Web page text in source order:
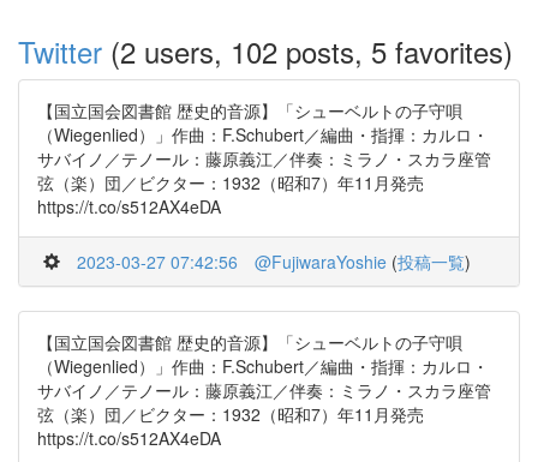
Twitter (2 users, 102 posts, 5 favorites)
【国立国会図書館 歴史的音源】「シューベルトの子守唄
（Wiegenlied）」作曲：F.Schubert／編曲・指揮：カルロ・
サバイノ／テノール：藤原義江／伴奏：ミラノ・スカラ座管
弦（楽）団／ビクター：1932（昭和7）年11月発売
https://t.co/s512AX4eDA
2023-03-27 07:42:56 @FujiwaraYoshie (投稿一覧)
【国立国会図書館 歴史的音源】「シューベルトの子守唄
（Wiegenlied）」作曲：F.Schubert／編曲・指揮：カルロ・
サバイノ／テノール：藤原義江／伴奏：ミラノ・スカラ座管
弦（楽）団／ビクター：1932（昭和7）年11月発売
https://t.co/s512AX4eDA